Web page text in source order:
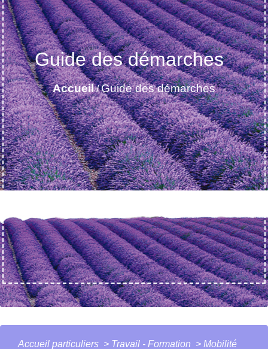
Guide des démarches
Accueil/Guide des démarches
Accueil particuliers > Travail - Formation > Mobilité